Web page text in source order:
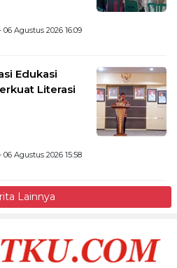
06 Agustus 2026 16:09
Edukasi
Literasi
06 Agustus 2026 15:58
Lainnya